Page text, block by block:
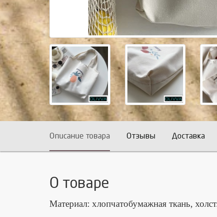
Описание товара Отзывы Доставка
О товаре
Материал: хлопчатобумажная ткань,